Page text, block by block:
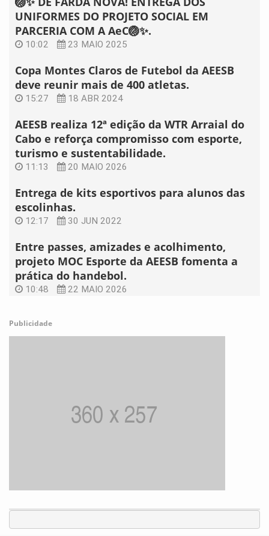
UNIFORMES DO PROJETO SOCIAL EM
PARCERIA COM A AeC🏐✨.
10:02 23 MAIO 2025
Copa Montes Claros de Futebol da AEESB
deve reunir mais de 400 atletas.
15:27 18 ABR 2024
AEESB realiza 12ª edição da WTR Arraial do
Cabo e reforça compromisso com esporte,
turismo e sustentabilidade.
11:13 20 MAIO 2026
Entrega de kits esportivos para alunos das
escolinhas.
12:17 30 JUN 2022
Entre passes, amizades e acolhimento,
projeto MOC Esporte da AEESB fomenta a
prática do handebol.
10:48 22 MAIO 2026
Publicidade